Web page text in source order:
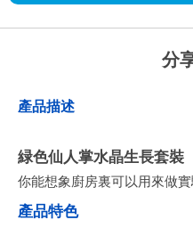
盲盒
人氣角色
生活精品
分
產品描述
緑色仙人掌水晶生長套裝
你能想象廚房裏可以用來做
產品特色